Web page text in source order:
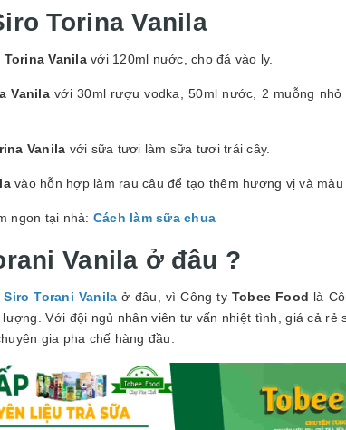
Torina Vanila
Torina Vanilavới 120ml nước, cho đá vào ly.
Vanilavới 30ml rượu vodka, 50ml nước, 2 muỗng nhỏ
Vanila với sữa tươi làm sữa tươi trái cây.
vào hỗn hợp làm rau câu để tạo thêm hương vị và màu
ngon tại nhà: Cách làm sữa chua
Vanila ở đâu ?
Siro Torani Vanila ở đâu, vì Công ty Tobee Food là
lượng. Với đội ngủ nhân viên tư vấn nhiệt tình, giá cả rẻ
gia pha chế hàng đầu.